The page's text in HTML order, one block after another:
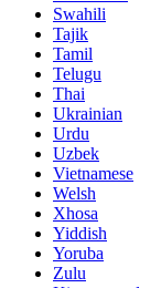
Swahili
Tajik
Tamil
Telugu
Thai
Ukrainian
Urdu
Uzbek
Vietnamese
Welsh
Xhosa
Yiddish
Yoruba
Zulu